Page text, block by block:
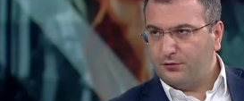
Politika
Sağlık